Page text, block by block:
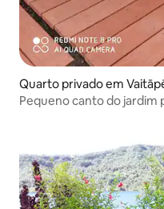
Quarto privado em
Pequeno canto do jardim